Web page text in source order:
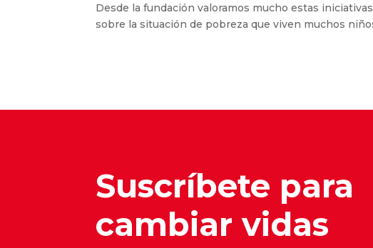
Desde la fundación valoramos mucho estas
sobre la situación de pobreza que viven muchos
Suscríbete para
cambiar vidas